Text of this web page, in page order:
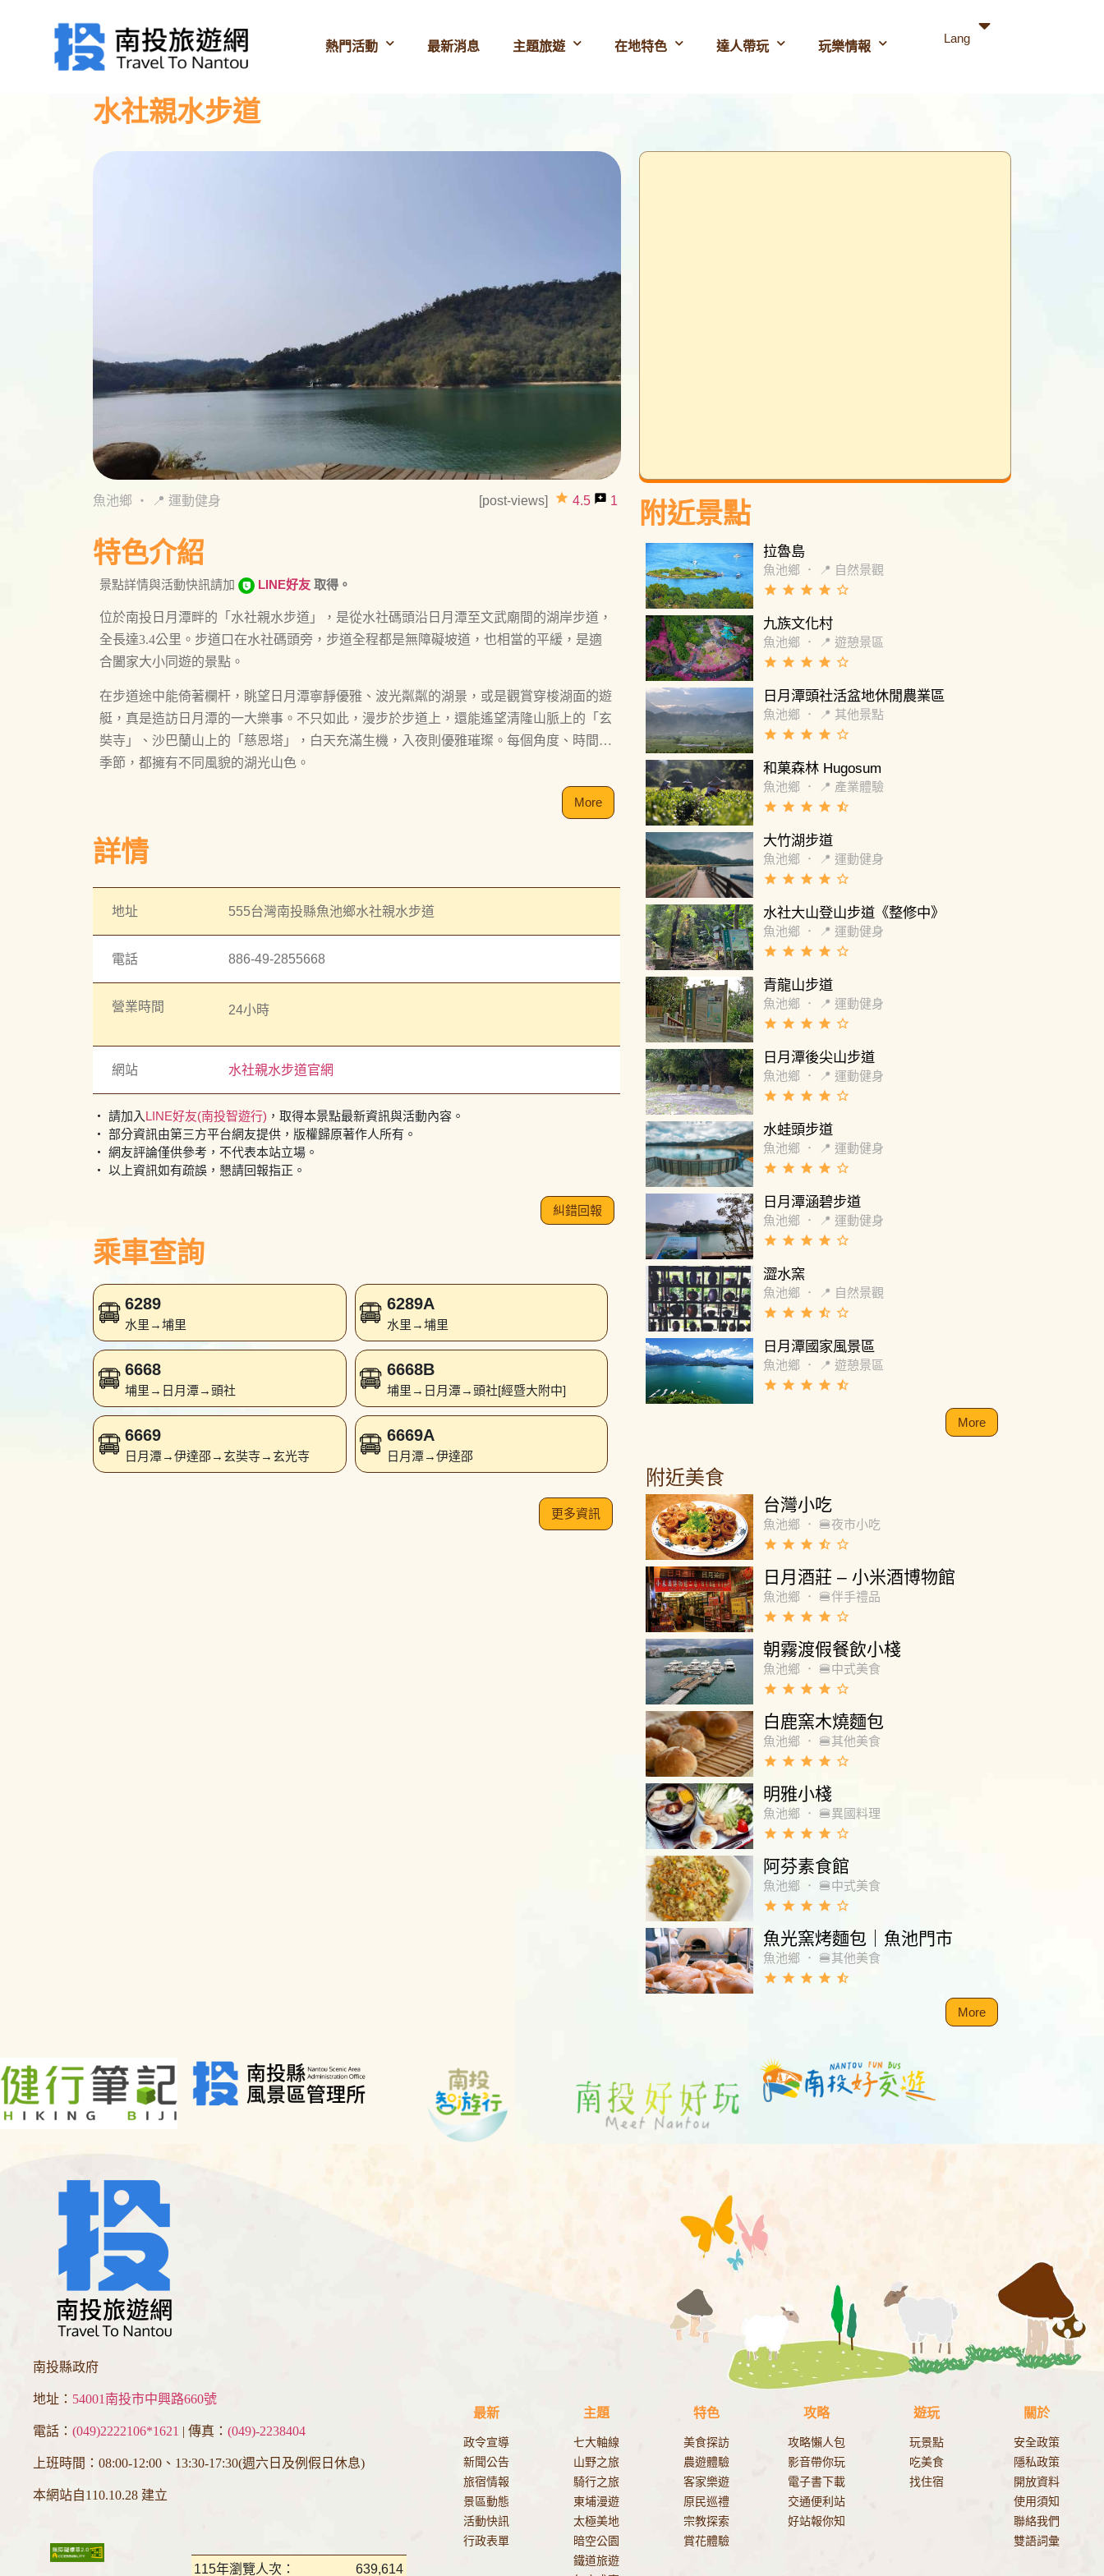
熱門活動 最新消息 主題旅遊 在地特色 達人帶玩 玩樂情報
Lang
水社親水步道
魚池鄉 ・ 📍 運動健身 [post-views] grade 4.5 reviews 1
特色介紹
景點詳情與活動快訊請加 LINE好友取得。
位於南投日月潭畔的「水社親水步道」，是從水社碼頭沿日月潭至文武廟間的湖岸步道，
全長達3.4公里。步道口在水社碼頭旁，步道全程都是無障礙坡道，也相當的平緩，是適
合闔家大小同遊的景點。
在步道途中能倚著欄杆，眺望日月潭寧靜優雅、波光粼粼的湖景，或是觀賞穿梭湖面的遊
艇，真是造訪日月潭的一大樂事。不只如此，漫步於步道上，還能遙望清隆山脈上的「玄
奘寺」、沙巴蘭山上的「慈恩塔」，白天充滿生機，入夜則優雅璀璨。每個角度、時間與
季節，都擁有不同風貌的湖光山色。
More
詳情
地址 555台灣南投縣魚池鄉水社親水步道
電話 886-49-2855668
營業時間 24小時
網站 水社親水步道官網
・ 請加入 LINE好友(南投智遊行) ，取得本景點最新資訊與活動內容。
・ 部分資訊由第三方平台網友提供，版權歸原著作人所有。
・ 網友評論僅供參考，不代表本站立場。
・ 以上資訊如有疏誤，懇請回報指正。
糾錯回報
乘車查詢
6289
水里→埔里
6289A
水里→埔里
6668
埔里→日月潭→頭社
6668B
埔里→日月潭→頭社[經暨大附中]
6669
日月潭→伊達邵→玄奘寺→玄光寺
6669A
日月潭→伊達邵
更多資訊
附近景點
拉魯島
魚池鄉 ． 📍 自然景觀
grade grade grade grade star_border
九族文化村
魚池鄉 ． 📍 遊憩景區
grade grade grade grade star_border
日月潭頭社活盆地休閒農業區
魚池鄉 ． 📍 其他景點
grade grade grade grade star_border
和菓森林 Hugosum
魚池鄉 ． 📍 產業體驗
grade grade grade grade star_half
大竹湖步道
魚池鄉 ． 📍 運動健身
grade grade grade grade star_border
水社大山登山步道《整修中》
魚池鄉 ． 📍 運動健身
grade grade grade grade star_border
青龍山步道
魚池鄉 ． 📍 運動健身
grade grade grade grade star_border
日月潭後尖山步道
魚池鄉 ． 📍 運動健身
grade grade grade grade star_border
水蛙頭步道
魚池鄉 ． 📍 運動健身
grade grade grade grade star_border
日月潭涵碧步道
魚池鄉 ． 📍 運動健身
grade grade grade grade star_border
澀水窯
魚池鄉 ． 📍 自然景觀
grade grade grade star_half star_border
日月潭國家風景區
魚池鄉 ． 📍 遊憩景區
grade grade grade grade star_half
More
附近美食
台灣小吃
魚池鄉 ． 🍔夜市小吃
grade grade grade star_half star_border
日月酒莊 – 小米酒博物館
魚池鄉 ． 🍔伴手禮品
grade grade grade grade star_border
朝霧渡假餐飲小棧
魚池鄉 ． 🍔中式美食
grade grade grade grade star_border
白鹿窯木燒麵包
魚池鄉 ． 🍔其他美食
grade grade grade grade star_border
明雅小棧
魚池鄉 ． 🍔異國料理
grade grade grade grade star_border
阿芬素食館
魚池鄉 ． 🍔中式美食
grade grade grade grade star_border
魚光窯烤麵包｜魚池門市
魚池鄉 ． 🍔其他美食
grade grade grade grade star_half
More
南投縣政府
地址： 54001南投市中興路660號
電話： (049)2222106*1621 | 傳真： (049)-2238404
上班時間：08:00-12:00、13:30-17:30(週六日及例假日休息)
本網站自110.10.28 建立
115年瀏覽人次： 639,614
最新
政令宣導
新聞公告
旅宿情報
景區動態
活動快訊
行政表單
主題
七大軸線
山野之旅
騎行之旅
東埔漫遊
太極美地
暗空公園
鐵道旅遊
特色
美食探訪
農遊體驗
客家樂遊
原民巡禮
宗教探索
賞花體驗
攻略
攻略懶人包
影音帶你玩
電子書下載
交通便利站
好站報你知
遊玩
玩景點
吃美食
找住宿
關於
安全政策
隱私政策
開放資料
使用須知
聯絡我們
雙語詞彙